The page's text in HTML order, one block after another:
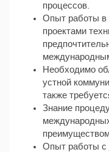
процессов.
Опыт работы в
проектами
Необходимо
устной
также
Знание
Опыт работы с